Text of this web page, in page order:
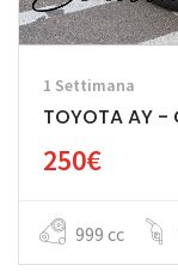
1 Settimana
TOYOTA AY -
250€
999 cc